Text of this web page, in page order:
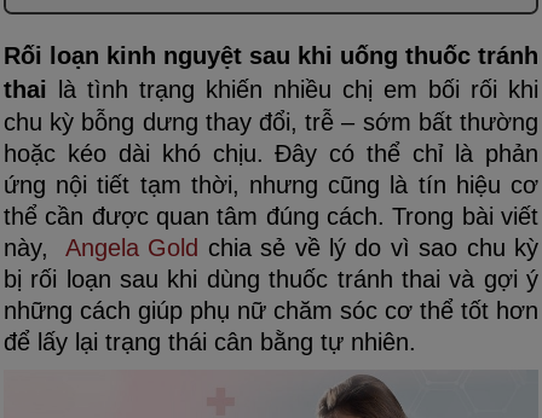
Rối loạn kinh nguyệt sau khi uống thuốc tránh
thai là tình trạng khiến nhiều chị em bối rối khi
chu kỳ bỗng dưng thay đổi, trễ – sớm bất thường
hoặc kéo dài khó chịu. Đây có thể chỉ là phản
ứng nội tiết tạm thời, nhưng cũng là tín hiệu cơ
thể cần được quan tâm đúng cách. Trong bài viết
này, Angela Gold chia sẻ về lý do vì sao chu kỳ
bị rối loạn sau khi dùng thuốc tránh thai và gợi ý
những cách giúp phụ nữ chăm sóc cơ thể tốt hơn
để lấy lại trạng thái cân bằng tự nhiên.